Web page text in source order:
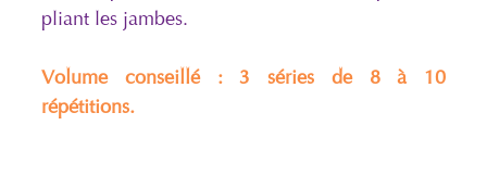
pliant les jambes.
Volume conseillé : 3 séries de 8 à 10
répétitions.